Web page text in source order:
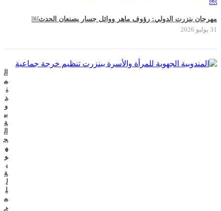
مهرجان بنزرت الدولي: رؤوف ماهر ووائل جسار يصنعان الحدث￼
31 يوليو 2026
ال
م
ن
د
و
بي
ة
ال
ج
ه
و
ي
ة
ل
ل
م
ر